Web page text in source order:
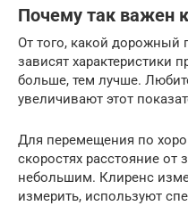
Почему так важен
От того, какой дорожный
зависят характеристики
больше, тем лучше.
увеличивают этот
Для перемещения по
скоростях расстояние
небольшим. Клиренс
измерить, используют